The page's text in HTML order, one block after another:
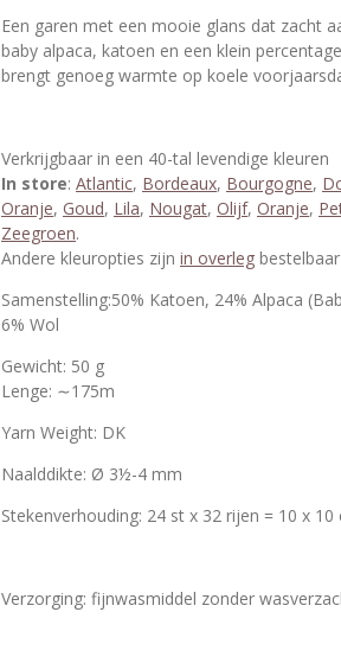
Een garen met een mooie glans dat zacht
baby alpaca, katoen en een klein
brengt genoeg warmte op koele
Verkrijgbaar in een 40-tal levendige kleuren
In store: Atlantic, Bordeaux, Bourgogne,
Oranje, Goud, Lila, Nougat, Olijf, Oranje,
Zeegroen.
Andere kleuropties zijn in overleg bestelbaar
Samenstelling:50% Katoen, 24% Alpaca
6% Wol
Gewicht: 50 g
Lenge: ∼175m
Yarn Weight: DK
Naalddikte: Ø 3½-4 mm
Stekenverhouding: 24 st x 32 rijen = 10 x 10
Verzorging: fijnwasmiddel zonder